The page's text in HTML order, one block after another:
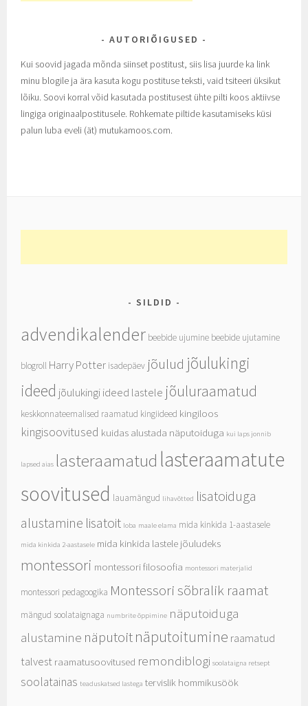
AUTORIÕIGUSED
Kui soovid jagada mõnda siinset postitust, siis lisa juurde ka link
minu blogile ja ära kasuta kogu postituse teksti, vaid tsiteeri üksikut
lõiku. Soovi korral võid kasutada postitusest ühte pilti koos aktiivse
lingiga originaalpostitusele. Rohkemate piltide kasutamiseks küsi
palun luba eveli (ät) mutukamoos.com.
SILDID
advendikalender beebide ujumine beebide ujutamine
blogroll Harry Potter isadepäev jõulud jõulukingi
ideed jõulukingi ideed lastele jõuluraamatud
keskkonnateemalised raamatud kingiideed kingiloos
kingisoovitused kuidas alustada näputoiduga kui laps jonnib
lapsed aias lasteraamatud lasteraamatute
soovitused lauamängud lihavõtted lisatoiduga
alustamine lisatoit loba maale elama mida kinkida 1-aastasele
mida kinkida 2-aastasele mida kinkida lastele jõuludeks
montessori montessori filosoofia montessori materjalid
montessori pedagoogika Montessori sõbralik raamat
mängud soolataignaga numbrite õppimine näputoiduga
alustamine näputoitnäputoitumine raamatud
talvest raamatusoovitused remondiblogi soolataigna retsept
soolatainas teaduskatsed lastega tervislik hommikusöök